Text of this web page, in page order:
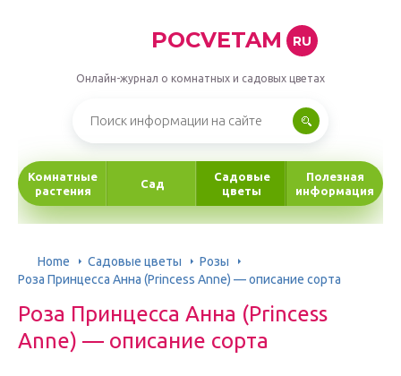
POCVETAM RU
Онлайн-журнал о комнатных и садовых цветах
Комнатные
растения
Сад
Садовые
цветы
Полезная
информация
Home Садовые цветы
Розы
Роза Принцесса Анна (Princess Anne) — описание сорта
Роза Принцесса Анна (Princess
Anne) — описание сорта